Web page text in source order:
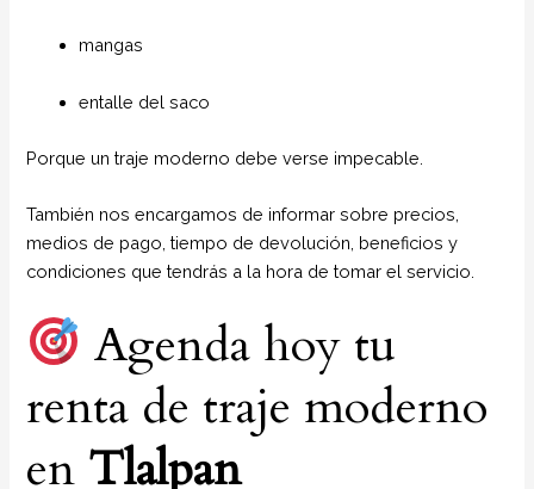
mangas
entalle del saco
Porque un traje moderno debe verse impecable.
También nos encargamos de informar sobre precios,
medios de pago, tiempo de devolución, beneficios y
condiciones que tendrás a la hora de tomar el servicio.
Agenda hoy tu
renta de traje moderno
en Tlalpan